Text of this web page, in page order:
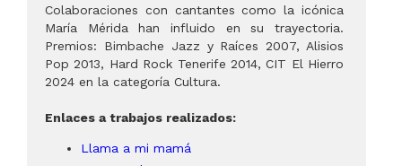
Colaboraciones con cantantes como la icónica
María Mérida han influido en su trayectoria.
Premios: Bimbache Jazz y Raíces 2007, Alisios
Pop 2013, Hard Rock Tenerife 2014, CIT El Hierro
2024 en la categoría Cultura.
Enlaces a trabajos realizados:
Llama a mi mamá